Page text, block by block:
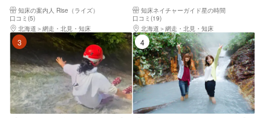
知床の案内人 Rise（ライズ）
口コミ(5)
北海道
網走・北見・知床
知床ネイチャーガイド星の時間
口コミ(19)
北海道
網走・北見・知床
3位 4位